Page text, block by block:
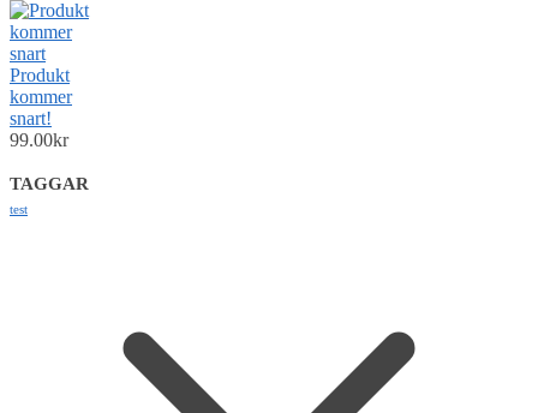
Produkt
kommer
snart!
99.00kr
TAGGAR
test